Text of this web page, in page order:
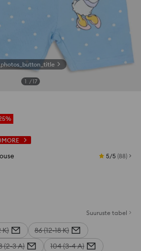
1 /17
5/5 (88)
Suuruste tabel
K)
86 (12-18 K)
(2-3 A) 104 (3-4 A)